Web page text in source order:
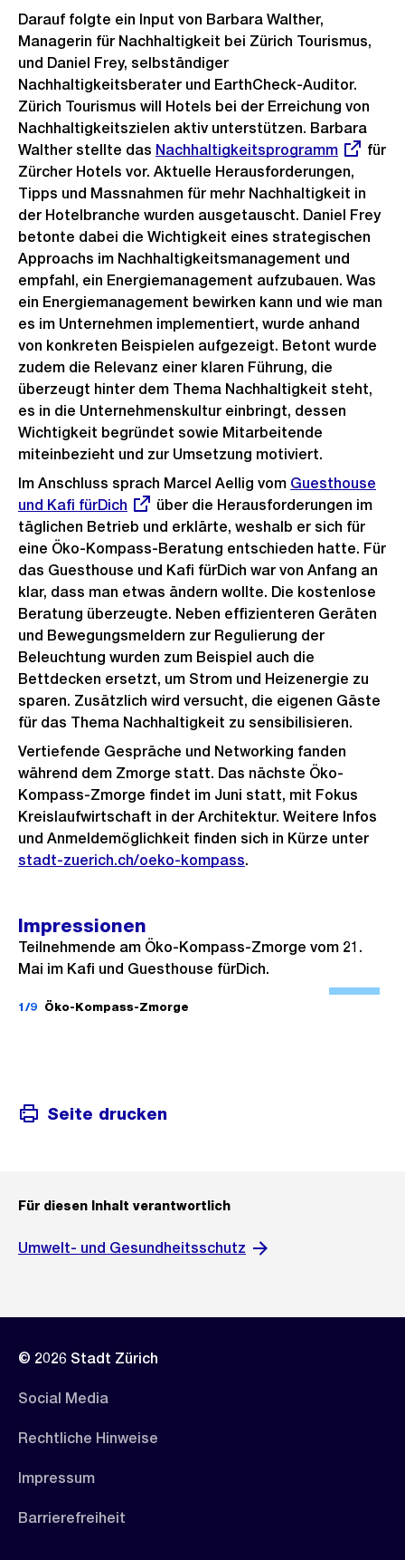
Darauf folgte ein Input von Barbara Walther,
Managerin für Nachhaltigkeit bei Zürich Tourismus,
und Daniel Frey, selbständiger
Nachhaltigkeitsberater und EarthCheck-Auditor.
Zürich Tourismus will Hotels bei der Erreichung von
Nachhaltigkeitszielen aktiv unterstützen. Barbara
Walther stellte das Externer
Link:
Nachhaltigkeitsprogramm
für
Zürcher Hotels vor. Aktuelle Herausforderungen,
Tipps und Massnahmen für mehr Nachhaltigkeit in
der Hotelbranche wurden ausgetauscht. Daniel Frey
betonte dabei die Wichtigkeit eines strategischen
Approachs im Nachhaltigkeitsmanagement und
empfahl, ein Energiemanagement aufzubauen. Was
ein Energiemanagement bewirken kann und wie man
es im Unternehmen implementiert, wurde anhand
von konkreten Beispielen aufgezeigt. Betont wurde
zudem die Relevanz einer klaren Führung, die
überzeugt hinter dem Thema Nachhaltigkeit steht,
es in die Unternehmenskultur einbringt, dessen
Wichtigkeit begründet sowie Mitarbeitende
miteinbezieht und zur Umsetzung motiviert.
Im Anschluss sprach Marcel Aellig vom Externer
Link:
Guesthouse
und Kafi fürDich
über die Herausforderungen im
täglichen Betrieb und erklärte, weshalb er sich für
eine Öko-Kompass-Beratung entschieden hatte. Für
das Guesthouse und Kafi fürDich war von Anfang an
klar, dass man etwas ändern wollte. Die kostenlose
Beratung überzeugte. Neben effizienteren Geräten
und Bewegungsmeldern zur Regulierung der
Beleuchtung wurden zum Beispiel auch die
Bettdecken ersetzt, um Strom und Heizenergie zu
sparen. Zusätzlich wird versucht, die eigenen Gäste
für das Thema Nachhaltigkeit zu sensibilisieren.
Vertiefende Gespräche und Networking fanden
während dem Zmorge statt. Das nächste Öko-
Kompass-Zmorge findet im Juni statt, mit Fokus
Kreislaufwirtschaft in der Architektur. Weitere Infos
und Anmeldemöglichkeit finden sich in Kürze unter
stadt-zuerich.ch/oeko-kompass.
Impressionen
Teilnehmende am Öko-Kompass-Zmorge vom 21.
Mai im Kafi und Guesthouse fürDich.
s
1/9 Öko-Kompass-Zmorge
Seite drucken
Für diesen Inhalt verantwortlich
Umwelt- und Gesundheitsschutz
© 2026 Stadt Zürich
Social Media
Rechtliche Hinweise
Impressum
Barrierefreiheit